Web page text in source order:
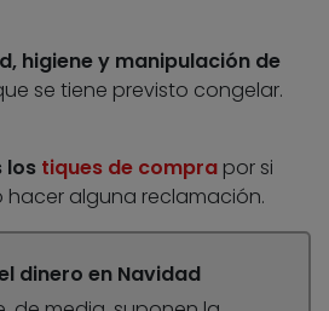
higiene y manipulación de
se tiene previsto congelar.
los tiques de compra por si
hacer alguna reclamación.
dinero en Navidad